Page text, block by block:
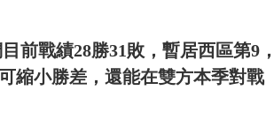
前戰績28勝31敗，暫居西區第9，
縮小勝差，還能在雙方本季對戰